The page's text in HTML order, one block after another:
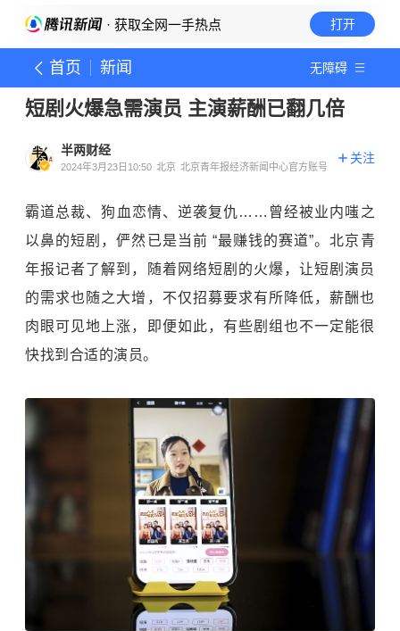
· 获取全网一手热点 打开
首页 新闻 无障碍
短剧火爆急需演员 主演薪酬已翻几倍
半两财经
2024年3月23日10:50 北京 北京青年报经济新闻中心官方账号
关注
霸道总裁、狗血恋情、逆袭复仇……曾经被业内嗤之
以鼻的短剧，俨然已是当前 “最赚钱的赛道”。北京青
年报记者了解到，随着网络短剧的火爆，让短剧演员
的需求也随之大增，不仅招募要求有所降低，薪酬也
肉眼可见地上涨，即便如此，有些剧组也不一定能很
快找到合适的演员。